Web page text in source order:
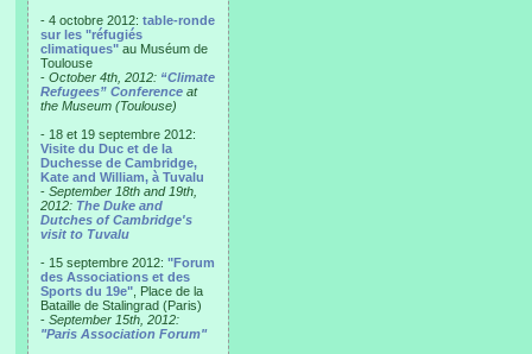
- 4 octobre 2012: table-ronde
sur les "réfugiés
climatiques" au Muséum de
Toulouse
- October 4th, 2012: “Climate
Refugees” Conference at
the Museum (Toulouse)
- 18 et 19 septembre 2012:
Visite du Duc et de la
Duchesse de Cambridge,
Kate and William, à Tuvalu
- September 18th and 19th,
2012: The Duke and
Dutches of Cambridge's
visit to Tuvalu
- 15 septembre 2012: "Forum
des Associations et des
Sports du 19e" , Place de la
Bataille de Stalingrad (Paris)
- September 15th, 2012:
"Paris Association Forum"